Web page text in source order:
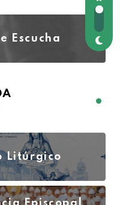
Escucha
Litúrgico